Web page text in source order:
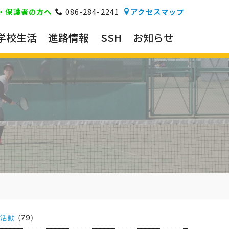
保護者の方へ 086-284-2241 アクセスマップ
校生活 進路情報 SSH お知らせ
動 (79)